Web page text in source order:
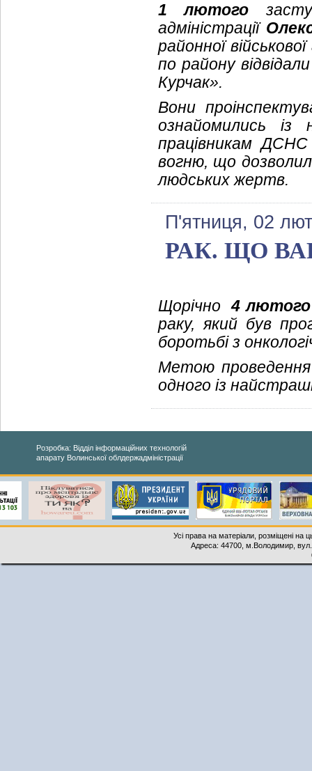
1 лютого
адміністрації
районної
по району
Курчак».
Вони
ознайомились із
працівникам ДСНС
вогню, що
людських жертв.
П'ятниця, 02
РАК. ЩО
Щорічно4 лютого
раку, який був
боротьбі з
Метою проведення
одного із
Розробка: Відділ інформаційних технологій
апарату Волинської облдержадміністрації
Усі права на матеріали, розміщені на
Адреса: 44700, м.Володимир,